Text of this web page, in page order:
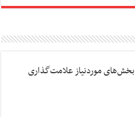
بخش‌های موردنیاز علامت‌گذاری